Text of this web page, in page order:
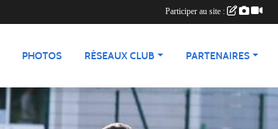
PHOTOS RÉSEAUX CLUB PARTENAIRES
Participer au site :